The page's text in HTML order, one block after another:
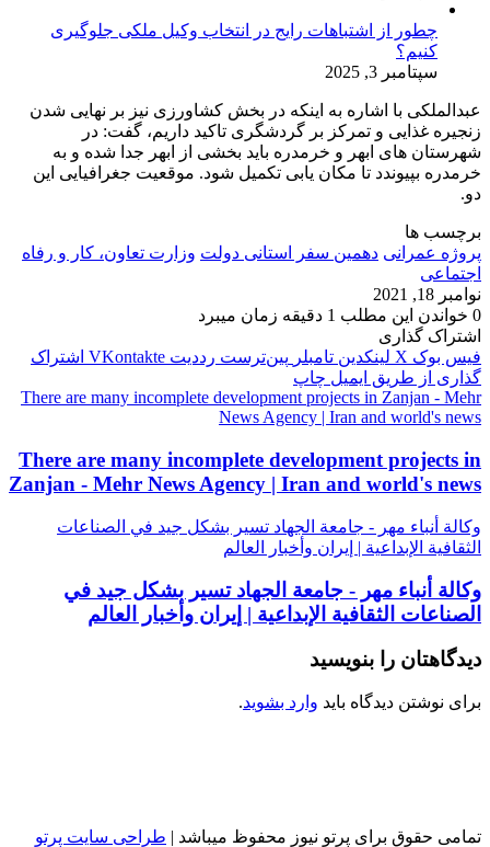
چطور از اشتباهات رایج در انتخاب وکیل ملکی جلوگیری
کنیم؟
سپتامبر 3, 2025
عبدالملکی با اشاره به اینکه در بخش کشاورزی نیز بر نهایی شدن
زنجیره غذایی و تمرکز بر گردشگری تاکید داریم، گفت: در
شهرستان های ابهر و خرمدره باید بخشی از ابهر جدا شده و به
خرمدره بپیوندد تا مکان یابی تکمیل شود. موقعیت جغرافیایی این
دو.
برچسب ها
پروژه عمرانی دهمین سفر استانی دولت وزارت تعاون، کار و رفاه
اجتماعی
نوامبر 18, 2021
0 خواندن این مطلب 1 دقیقه زمان میبرد
اشتراک گذاری
فیس بوک X لینکدین ‫تامبلر ‫پین‌ترست ‫رددیت ‫VKontakte اشتراک
گذاری از طریق ایمیل چاپ
There are many incomplete development projects in Zanjan - Mehr
News Agency | Iran and world's news
There are many incomplete development projects in
Zanjan - Mehr News Agency | Iran and world's news
وكالة أنباء مهر - جامعة الجهاد تسير بشكل جيد في الصناعات
الثقافية الإبداعية | إيران وأخبار العالم
وكالة أنباء مهر - جامعة الجهاد تسير بشكل جيد في
الصناعات الثقافية الإبداعية | إيران وأخبار العالم
دیدگاهتان را بنویسید
برای نوشتن دیدگاه باید وارد بشوید.
تمامی حقوق برای پرتو نیوز محفوظ میباشد | طراحی سایت پرتو